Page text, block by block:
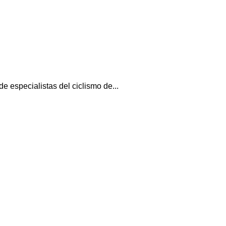
especialistas del ciclismo de...